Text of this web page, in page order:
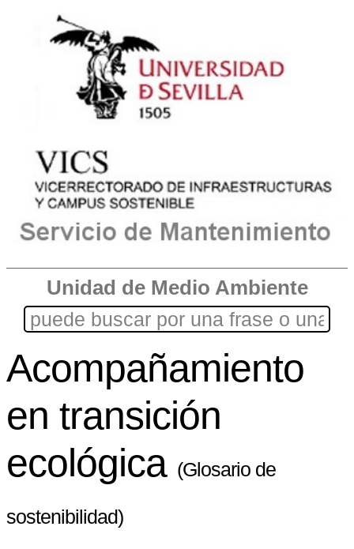
Unidad de Medio Ambiente
Acompañamiento
en transición
ecológica (Glosario de
sostenibilidad)